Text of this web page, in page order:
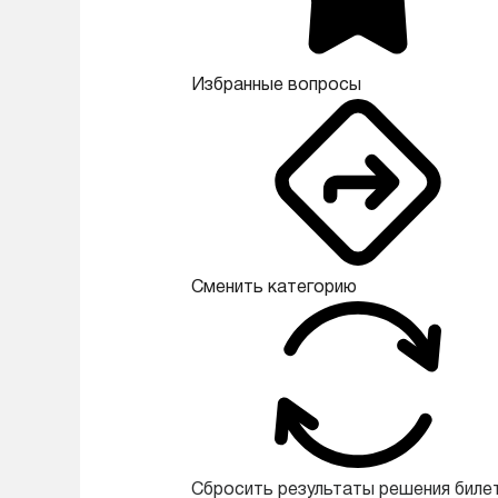
Избранные вопросы
Сменить категорию
Сбросить результаты решения